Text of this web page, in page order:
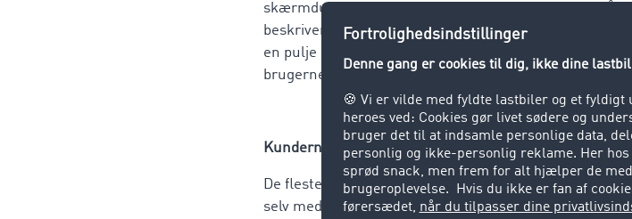
skærmdumps fra programmerne, har brugerne også
beskriver navnet "Update Pool" formålet med
en pulje med masser af nyttige informationer om
brugerne altid opdateret om den seneste udvikling."
Kundernes ønsker har førsteprioritet
De fleste af opdateringerne er baseret på
selv med til at udforme deres daglige arbejdsværktøj.